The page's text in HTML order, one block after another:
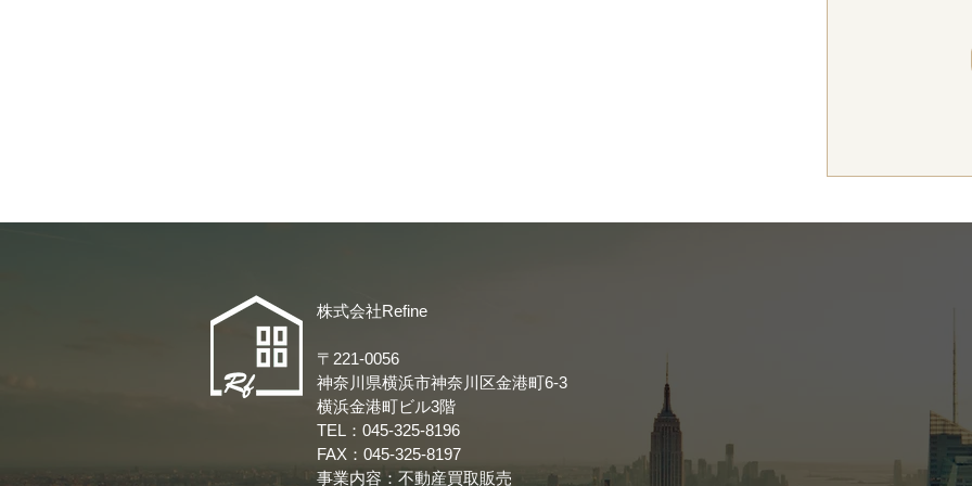
株式会社Refine
〒221-0056
神奈川県横浜市神奈川区金港町6-3
​横浜金港町ビル3階
TEL：045-325-8196
FAX：045-325-8197
事業内容：不動産買取販売